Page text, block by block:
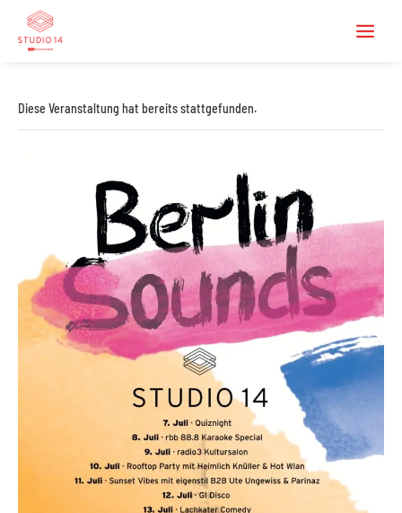
Diese Veranstaltung hat bereits stattgefunden.